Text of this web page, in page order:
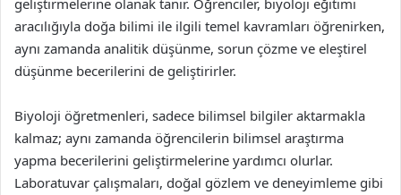
geliştirmelerine olanak tanır. Öğrenciler, biyoloji eğitimi
aracılığıyla doğa bilimi ile ilgili temel kavramları öğrenirken,
aynı zamanda analitik düşünme, sorun çözme ve eleştirel
düşünme becerilerini de geliştirirler.
Biyoloji öğretmenleri, sadece bilimsel bilgiler aktarmakla
kalmaz; aynı zamanda öğrencilerin bilimsel araştırma
yapma becerilerini geliştirmelerine yardımcı olurlar.
Laboratuvar çalışmaları, doğal gözlem ve deneyimleme gibi